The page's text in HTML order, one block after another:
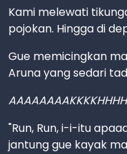
Kami melewati
pojokan. Hingga di
Gue memicingkan
Aruna yang sedari
AAAAAAAAKKKKHHHH
"Run, Run, i-i-itu
jantung gue kayak